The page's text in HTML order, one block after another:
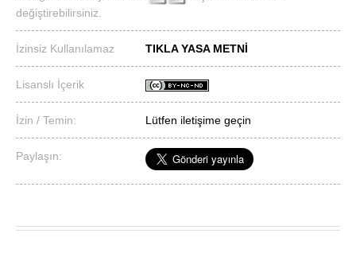
değiştirebilirsiniz.
TIKLA YASA METNİ
İzinsiz Kullanılamaz
Lisanslı İçerik
İzin / Temin: Lütfen iletişime geçin
Paylaşın: